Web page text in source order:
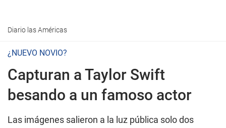
Diario las Américas
¿NUEVO NOVIO?
Capturan a Taylor Swift
besando a un famoso actor
Las imágenes salieron a la luz pública solo dos